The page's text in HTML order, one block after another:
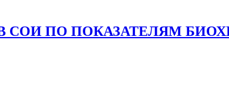
СОИ ПО ПОКАЗАТЕЛЯМ